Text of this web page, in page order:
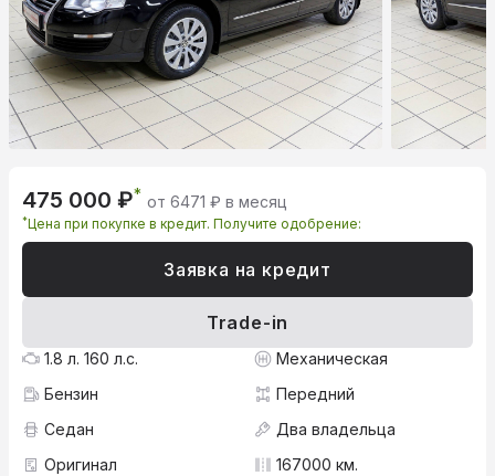
475 000 ₽* от 6471 ₽ в месяц
*Цена при покупке в кредит. Получите одобрение:
Заявка на кредит
Trade-in
1.8 л. 160 л.с.
Механическая
Бензин
Передний
Седан
Два владельца
Оригинал
167000 км.